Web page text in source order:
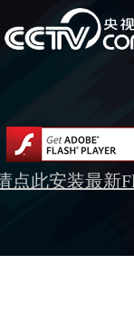
点此安装最新